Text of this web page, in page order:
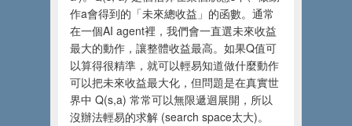
作a會得到的「未來總收益」的函數。通常
在一個AI agent裡，我們會一直選未來收益
最大的動作，讓整體收益最高。如果Q值可
以算得很精準，就可以輕易知道做什麼動作
可以把未來收益最大化，但問題是在真實世
界中 Q(s,a) 常常可以無限遞迴展開，所以
沒辦法輕易的求解 (search space太大)。